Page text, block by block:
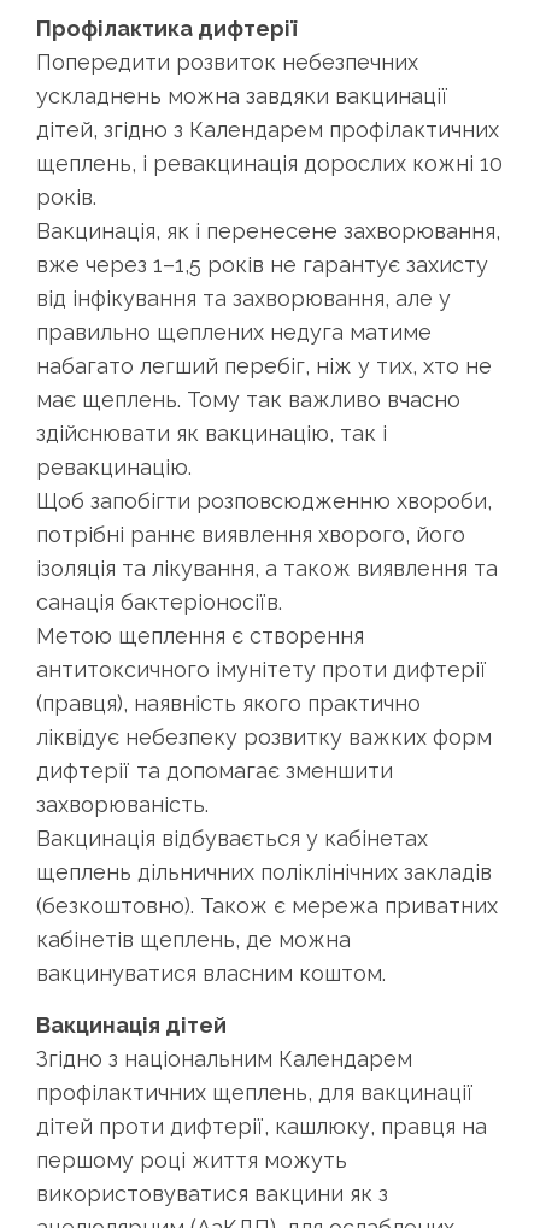
Профілактика дифтерії
Попередити розвиток небезпечних
ускладнень можна завдяки вакцинації
дітей, згідно з Календарем профілактичних
щеплень, і ревакцинація дорослих кожні 10
років.
Вакцинація, як і перенесене захворювання,
вже через 1–1,5 років не гарантує захисту
від інфікування та захворювання, але у
правильно щеплених недуга матиме
набагато легший перебіг, ніж у тих, хто не
має щеплень. Тому так важливо вчасно
здійснювати як вакцинацію, так і
ревакцинацію.
Щоб запобігти розповсюдженню хвороби,
потрібні раннє виявлення хворого, його
ізоляція та лікування, а також виявлення та
санація бактеріоносіїв.
Метою щеплення є створення
антитоксичного імунітету проти дифтерії
(правця), наявність якого практично
ліквідує небезпеку розвитку важких форм
дифтерії та допомагає зменшити
захворюваність.
Вакцинація відбувається у кабінетах
щеплень дільничних поліклінічних закладів
(безкоштовно). Також є мережа приватних
кабінетів щеплень, де можна
вакцинуватися власним коштом.
Вакцинація дітей
Згідно з національним Календарем
профілактичних щеплень, для вакцинації
дітей проти дифтерії, кашлюку, правця на
першому році життя можуть
використовуватися вакцини як з